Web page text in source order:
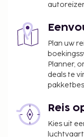
Plan uw
Planner,
deals te
Reis
Kies uit